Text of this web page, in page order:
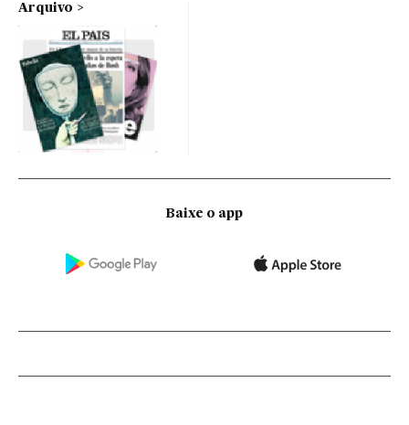
Arquivo
Baixe o app